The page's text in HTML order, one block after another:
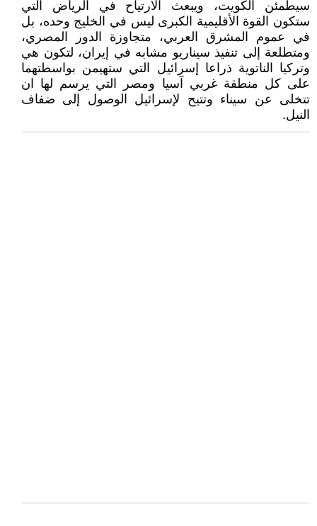
سيطمئن الكويت، ويبعث الأرتياح في الرياض التي
ستكون القوة الأقليمية الكبرى ليس في الخليج وحده، بل
في عموم المشرق العربي، متجاوزة الدور المصري،
ومتطلعة إلى تنفيذ سيناريو مشابه في إيران، لتكون هي
وتركيا الناتوية ذراعا إسرائيل التي ستهيمن بواسطتهما
على كل منطقة غربي آسيا ومصر التي يرسم لها ان
تتخلى عن سيناء وتتيح لإسرائيل الوصول إلى ضفاف
النيل.